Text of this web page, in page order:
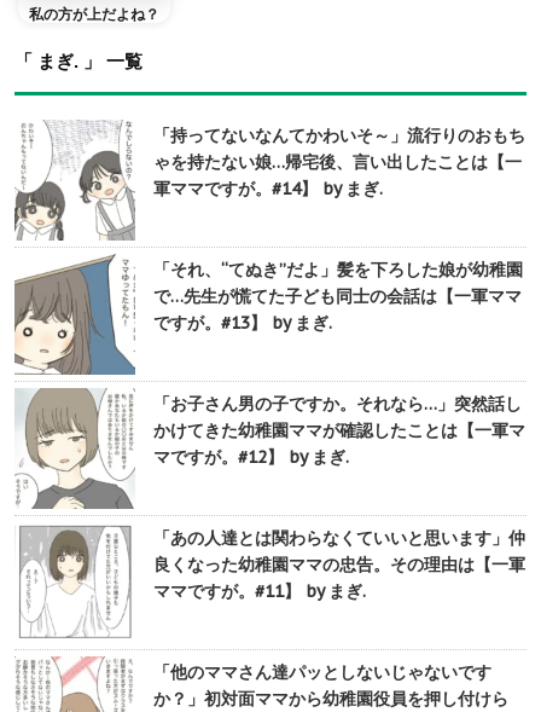
私の方が上だよね？
「 まぎ. 」 一覧
「持ってないなんてかわいそ～」流行りのおもち
ゃを持たない娘…帰宅後、言い出したことは【一
軍ママですが。#14】 by まぎ.
「それ、“てぬき”だよ」髪を下ろした娘が幼稚園
で…先生が慌てた子ども同士の会話は【一軍ママ
ですが。#13】 by まぎ.
「お子さん男の子ですか。それなら…」突然話し
かけてきた幼稚園ママが確認したことは【一軍マ
マですが。#12】 by まぎ.
「あの人達とは関わらなくていいと思います」仲
良くなった幼稚園ママの忠告。その理由は【一軍
ママですが。#11】 by まぎ.
「他のママさん達パッとしないじゃないです
か？」初対面ママから幼稚園役員を押し付けら